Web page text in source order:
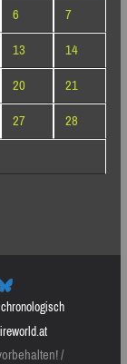
6
7
13
14
20
21
27
28
/